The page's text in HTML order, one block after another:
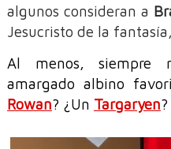
algunos consideran a
Jesucristo de la
Al menos, siempre
amargado albino
Rowan? ¿Un Targaryen